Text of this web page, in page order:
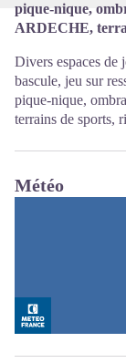
pique-nique,
ARDECHE,
Divers espaces de
bascule, jeu sur
pique-nique,
terrains de sports,
Météo